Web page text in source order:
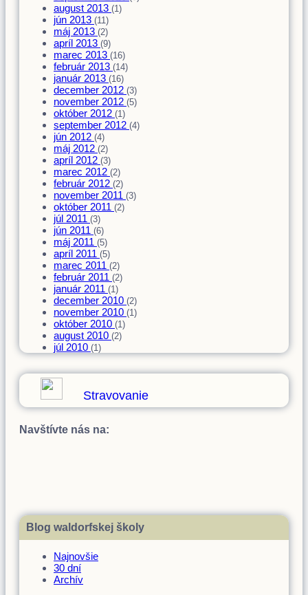
august 2013 (1)
jún 2013 (11)
máj 2013 (2)
apríl 2013 (9)
marec 2013 (16)
február 2013 (14)
január 2013 (16)
december 2012 (3)
november 2012 (5)
október 2012 (1)
september 2012 (4)
jún 2012 (4)
máj 2012 (2)
apríl 2012 (3)
marec 2012 (2)
február 2012 (2)
november 2011 (3)
október 2011 (2)
júl 2011 (3)
jún 2011 (6)
máj 2011 (5)
apríl 2011 (5)
marec 2011 (2)
február 2011 (2)
január 2011 (1)
december 2010 (2)
november 2010 (1)
október 2010 (1)
august 2010 (2)
júl 2010 (1)
Stravovanie
Navštívte nás na:
Blog waldorfskej školy
Najnovšie
30 dní
Archív